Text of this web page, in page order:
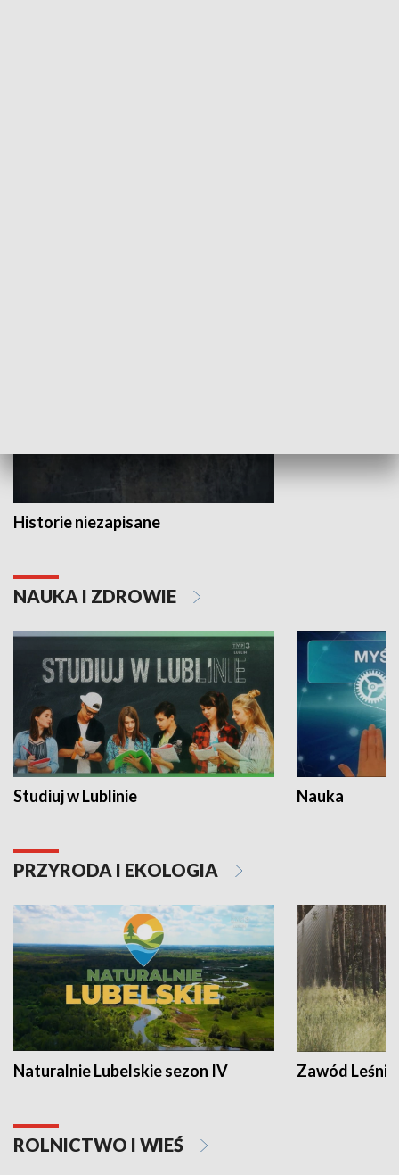
Historie niezapisane
NAUKA I ZDROWIE
Studiuj w Lublinie Nauka
PRZYRODA I EKOLOGIA
Naturalnie Lubelskie sezon IV Zawód Leśnik
ROLNICTWO I WIEŚ